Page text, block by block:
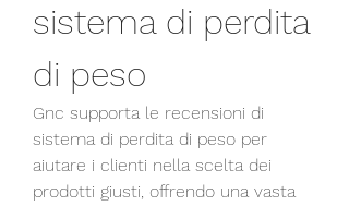
sistema di perdita
di peso
Gnc supporta le recensioni di
sistema di perdita di peso per
aiutare i clienti nella scelta dei
prodotti giusti, offrendo una vasta